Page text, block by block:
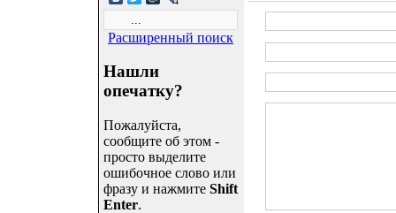
Расширенный поиск
Нашли
опечатку?
Пожалуйста,
сообщите об этом -
просто выделите
ошибочное слово или
фразу и нажмите Shift
Enter.